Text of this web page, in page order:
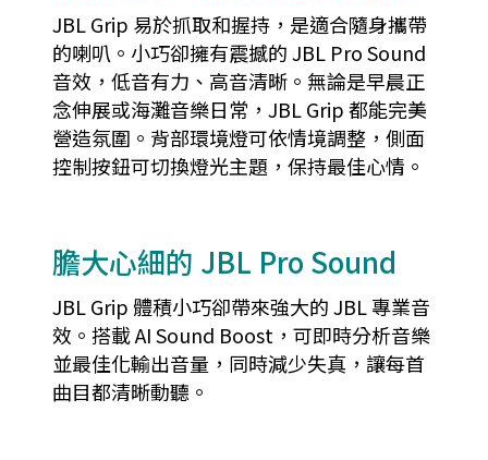
JBL Grip 易於抓取和握持，是適合隨身攜帶
的喇叭。小巧卻擁有震撼的 JBL Pro Sound
音效，低音有力、高音清晰。無論是早晨正
念伸展或海灘音樂日常，JBL Grip 都能完美
營造氛圍。背部環境燈可依情境調整，側面
控制按鈕可切換燈光主題，保持最佳心情。
膽大心細的 JBL Pro Sound
JBL Grip 體積小巧卻帶來強大的 JBL 專業音
效。搭載 AI Sound Boost，可即時分析音樂
並最佳化輸出音量，同時減少失真，讓每首
曲目都清晰動聽。